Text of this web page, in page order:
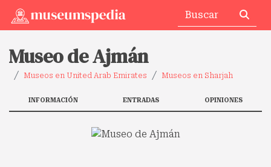
Museo de Ajmán
Museos en United Arab Emirates Museos en Sharjah
INFORMACIÓN ENTRADAS OPINIONES